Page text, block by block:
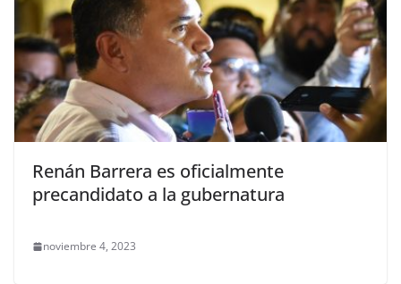
Renán Barrera es oficialmente
precandidato a la gubernatura
noviembre 4, 2023